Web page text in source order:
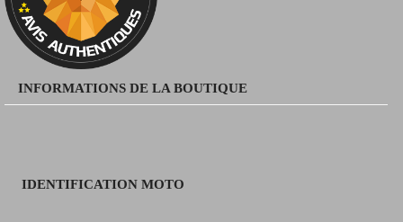
INFORMATIONS DE LA BOUTIQUE
IDENTIFICATION MOTO